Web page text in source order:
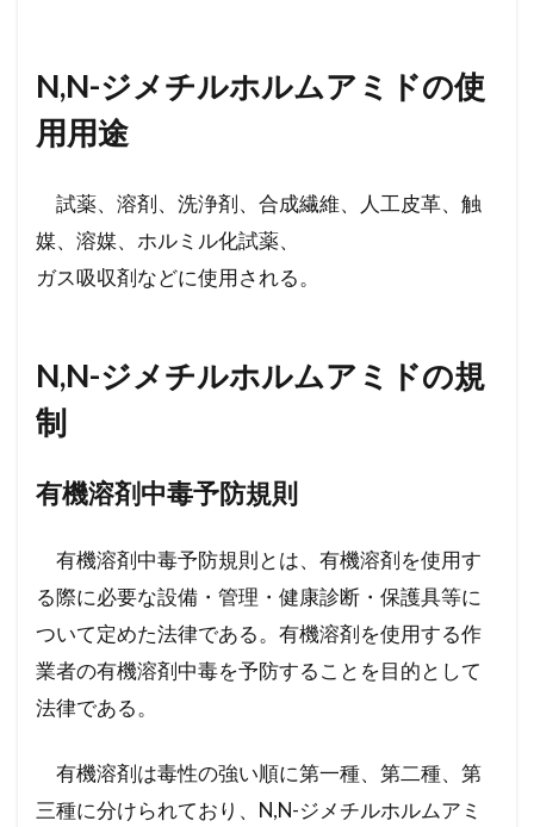
N,N-ジメチルホルムアミドの使
用用途
試薬、溶剤、洗浄剤、合成繊維、人工皮革、触
媒、溶媒、ホルミル化試薬、
ガス吸収剤などに使用される。
N,N-ジメチルホルムアミドの規
制
有機溶剤中毒予防規則
有機溶剤中毒予防規則とは、有機溶剤を使用す
る際に必要な設備・管理・健康診断・保護具等に
ついて定めた法律である。有機溶剤を使用する作
業者の有機溶剤中毒を予防することを目的として
法律である。
有機溶剤は毒性の強い順に第一種、第二種、第
三種に分けられており、N,N-ジメチルホルムアミ